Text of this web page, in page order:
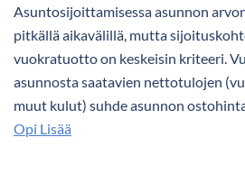
Asuntosijoittamisessa asunnon
pitkällä aikavälillä, mutta
vuokratuotto on keskeisin kriteeri.
asunnosta saatavien nettotulojen
muut kulut) suhde asunnon
Opi Lisää